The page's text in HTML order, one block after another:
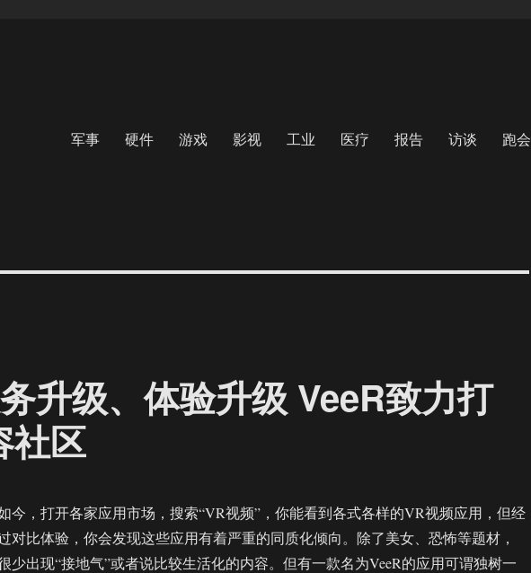
军事 硬件 游戏 影视 工业 医疗 报告 访谈 跑会
升级、体验升级 VeeR致力打
社区
今，打开各家应用市场，搜索“VR视频”，你能看到各式各样的VR视频应用，但经
对比体验，你会发现这些应用有着严重的同质化倾向。除了美女、恐怖等题材，
少出现“接地气”或者说比较生活化的内容。但有一款名为VeeR的应用可谓独树一